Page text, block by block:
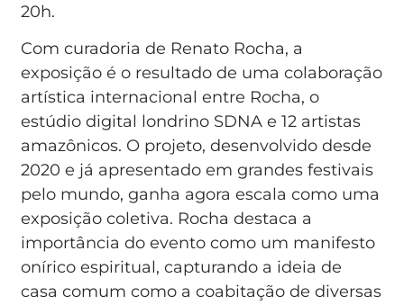
20h.
Com curadoria de Renato Rocha, a
exposição é o resultado de uma colaboração
artística internacional entre Rocha, o
estúdio digital londrino SDNA e 12 artistas
amazônicos. O projeto, desenvolvido desde
2020 e já apresentado em grandes festivais
pelo mundo, ganha agora escala como uma
exposição coletiva. Rocha destaca a
importância do evento como um manifesto
onírico espiritual, capturando a ideia de
casa comum como a coabitação de diversas